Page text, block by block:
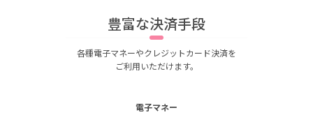
豊富な決済手段
各種電子マネーやクレジットカード決済を
ご利用いただけます。
電子マネー